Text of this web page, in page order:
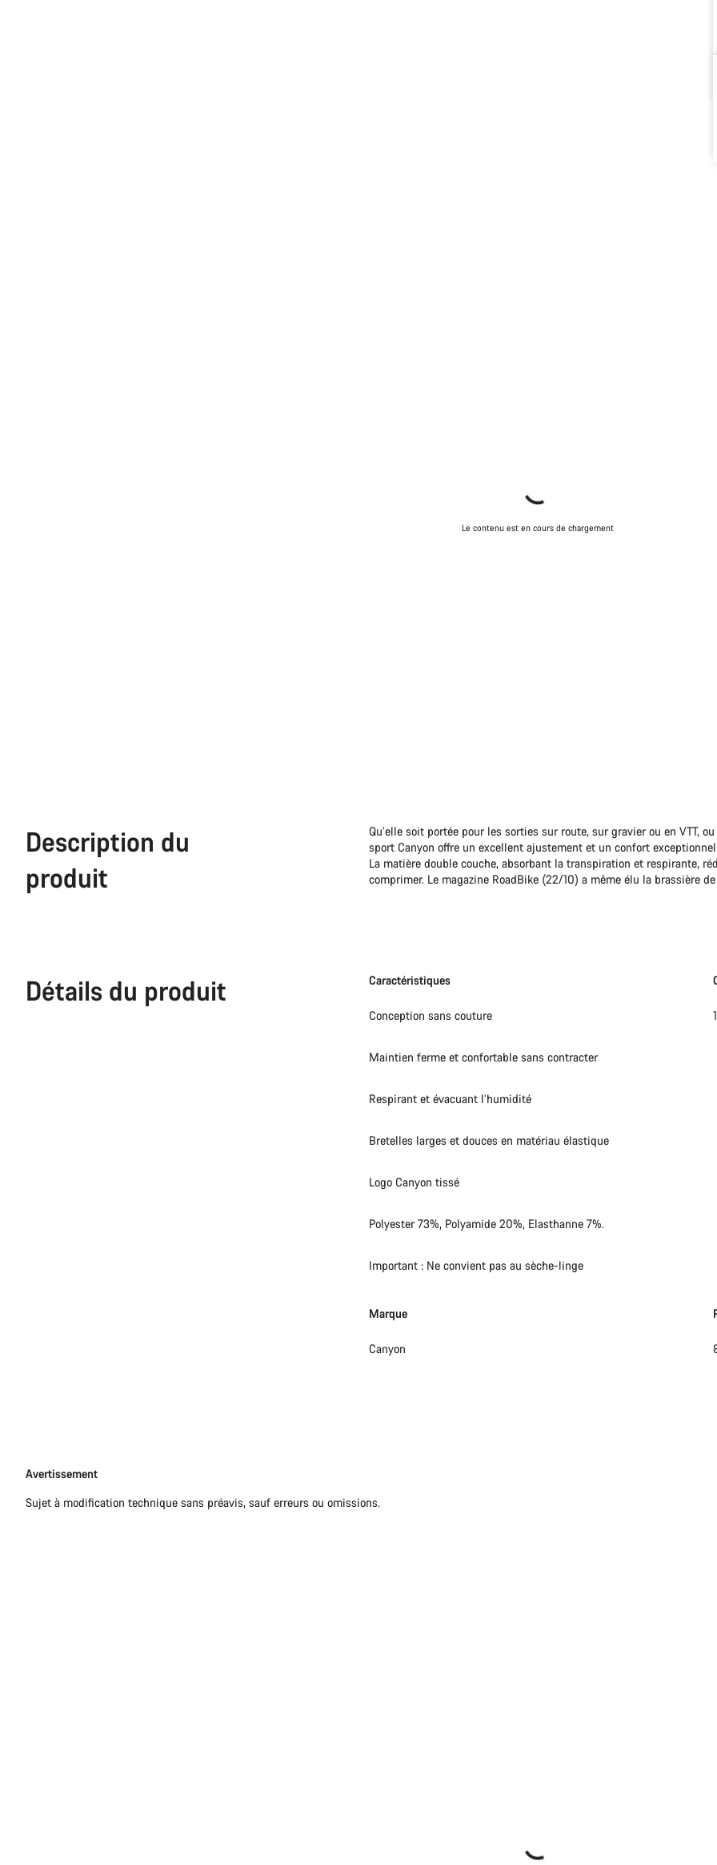
Le contenu est en cours de chargement
Description du
produit
Qu’elle soit portée pour les sorties sur route, sur gravier ou en VTT,
sport Canyon offre un excellent ajustement et un confort
La matière double couche, absorbant la transpiration et respirante,
comprimer. Le magazine RoadBike (22/10) a même élu la brassière
Détails du produit Caractéristiques
Conception sans couture
Maintien ferme et confortable sans contracter
Respirant et évacuant l’humidité
Bretelles larges et douces en matériau élastique
Logo Canyon tissé
Polyester 73%, Polyamide 20%, Elasthanne 7%.
Important : Ne convient pas au sèche-linge
Marque
Canyon
Avertissement
Avertissement
Sujet à modification technique sans préavis, sauf erreurs ou omissions.
Nos